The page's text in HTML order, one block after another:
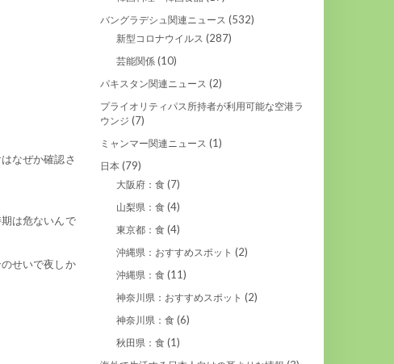
なぜか確認さ
は危ないんで
せいで夜しか
バングラデシュ関連ニュース (532)
新型コロナウイルス (287)
芸能関係(10)
パキスタン関連ニュース (2)
プライオリティパス所持者が利用可能な空港ラ
ウンジ (7)
ミャンマー関連ニュース (1)
日本(79)
大阪府：食 (7)
山梨県：食 (4)
東京都：食 (4)
沖縄県：おすすめスポット (2)
沖縄県：食 (11)
神奈川県：おすすめスポット (2)
神奈川県：食 (6)
秋田県：食 (1)